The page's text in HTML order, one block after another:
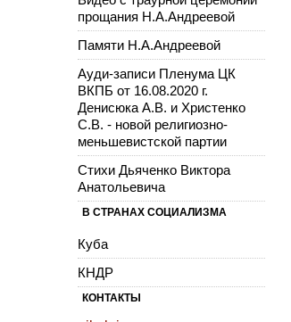
прощания Н.А.Андреевой
Памяти Н.А.Андреевой
Ауди-записи Пленума ЦК
ВКПБ от 16.08.2020 г.
Денисюка А.В. и Христенко
С.В. - новой религиозно-
меньшевистской партии
Стихи Дьяченко Виктора
Анатольевича
В СТРАНАХ СОЦИАЛИЗМА
Куба
КНДР
КОНТАКТЫ